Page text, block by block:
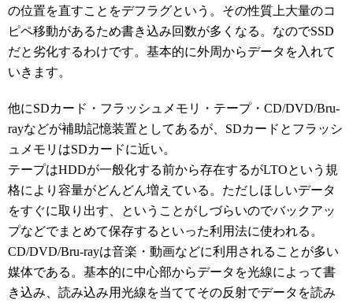
の位置を直すことをデフラグという。その性質上大量のコ
ピペ移動があるため書き込み回数が多くなる。なのでSSD
だと劣化するわけです。基本的に外周からデータを入れて
いきます。
他にSDカード・フラッシュメモリ・テープ・CD/DVD/Bru-
rayなどが補助記憶装置としてあるが、SDカードとフラッシ
ュメモリはSDカードに近い。
テープはHDDが一般化する前から存在するがLTOという規
格により容量がどんどん増えている。ただしほしいデータ
をすぐに取り出す、ということがしづらいのでバックアッ
プなどでまとめて保存するといった利用法に使われる。
CD/DVD/Bru-rayは音楽・動画などに利用されることが多い
媒体である。基本的に中心部からデータを光線によって書
き込み、読み込み用光線を当ててその反射でデータを読み